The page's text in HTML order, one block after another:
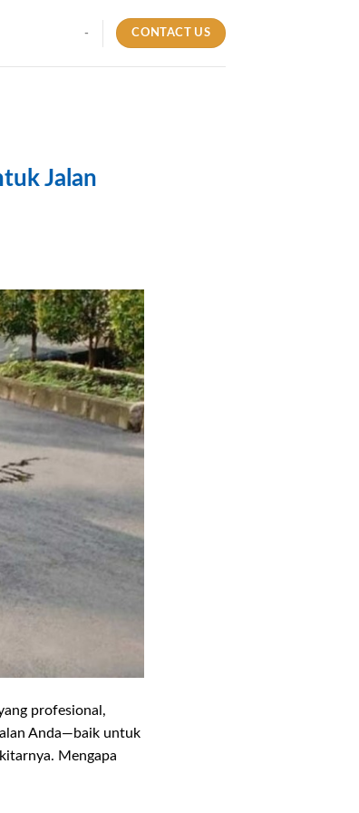
- CONTACT US
Jalan
profesional,
Anda—baik untuk
Mengapa